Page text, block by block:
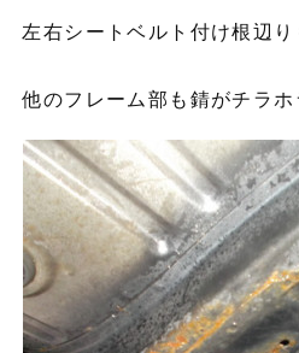
左右シートベルト付け根辺
他のフレーム部も錆がチラホ